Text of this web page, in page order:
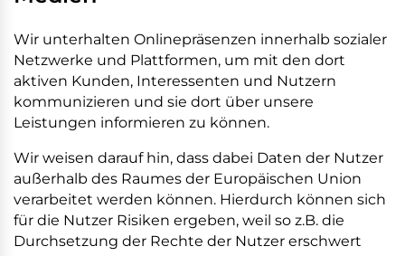
Wir unterhalten Onlinepräsenzen innerhalb sozialer
Netzwerke und Plattformen, um mit den dort
aktiven Kunden, Interessenten und Nutzern
kommunizieren und sie dort über unsere
Leistungen informieren zu können.
Wir weisen darauf hin, dass dabei Daten der Nutzer
außerhalb des Raumes der Europäischen Union
verarbeitet werden können. Hierdurch können sich
für die Nutzer Risiken ergeben, weil so z.B. die
Durchsetzung der Rechte der Nutzer erschwert